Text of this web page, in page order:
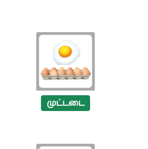
முட்டடை